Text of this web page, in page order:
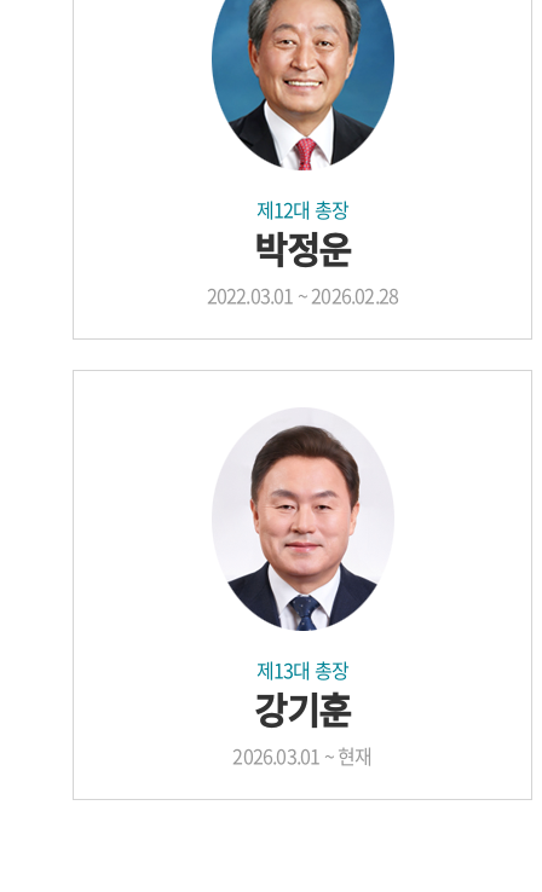
제12대 총장
박정운
2022.03.01 ~ 2026.02.28
제13대 총장
강기훈
2026.03.01 ~ 현재